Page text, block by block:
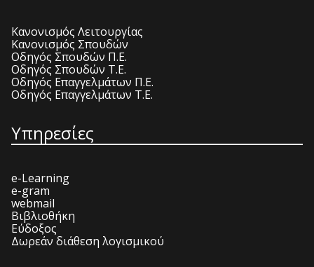
Κανονισμός Λειτουργίας
Κανονισμός Σπουδών
Οδηγός Σπουδών Π.Ε.
Οδηγός Σπουδών Τ.Ε.
Οδηγός Επαγγελμάτων Π.Ε.
Οδηγός Επαγγελμάτων Τ.Ε.
Υπηρεσίες
e-Learning
e-gram
webmail
Βιβλιοθήκη
Εύδοξος
Δωρεάν διάθεση λογισμικού